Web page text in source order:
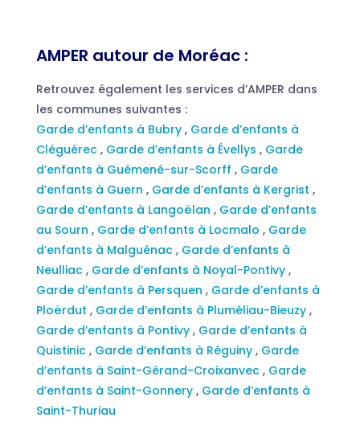
AMPER autour de Moréac :
Retrouvez également les services d’AMPER dans
les communes suivantes :
Garde d’enfants à Bubry , Garde d’enfants à
Cléguérec , Garde d’enfants à Évellys , Garde
d’enfants à Guémené-sur-Scorff , Garde
d’enfants à Guern , Garde d’enfants à Kergrist ,
Garde d’enfants à Langoëlan , Garde d’enfants
au Sourn , Garde d’enfants à Locmalo , Garde
d’enfants à Malguénac , Garde d’enfants à
Neulliac , Garde d’enfants à Noyal-Pontivy ,
Garde d’enfants à Persquen , Garde d’enfants à
Ploërdut , Garde d’enfants à Pluméliau-Bieuzy ,
Garde d’enfants à Pontivy , Garde d’enfants à
Quistinic , Garde d’enfants à Réguiny , Garde
d’enfants à Saint-Gérand-Croixanvec , Garde
d’enfants à Saint-Gonnery , Garde d’enfants à
Saint-Thuriau